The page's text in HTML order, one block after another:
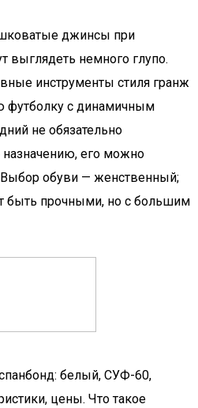
джинсы при
выглядеть немного глупо.
инструменты стиля гранж
футболку с динамичным
не обязательно
его можно
обуви — женственный;
быть прочными, но с большим
белый, СУФ-60,
цены. Что такое